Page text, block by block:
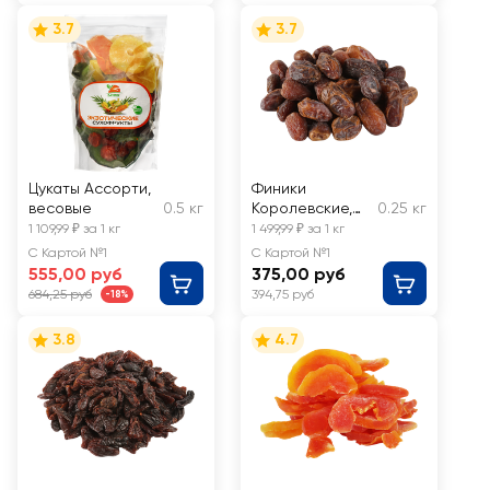
3.7
Цукаты Ассорти,
весовые
0.5 кг
1 109,99 ₽ за 1 кг
С Картой №1
555,00 руб
684,25 руб -18%
3.7
Финики
Королевские,
весовые
0.25 кг
1 499,99 ₽ за 1 кг
С Картой №1
375,00 руб
394,75 руб
3.8 4.7